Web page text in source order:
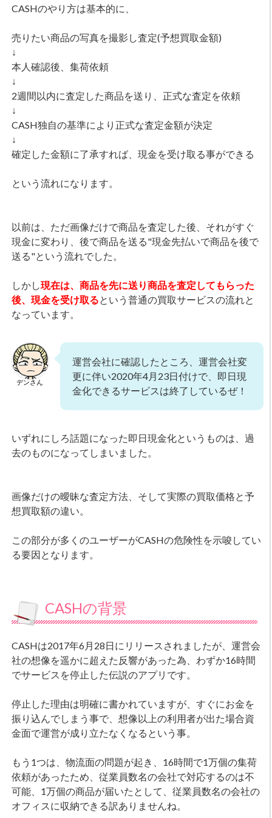
CASHのやり方は基本的に、
売りたい商品の写真を撮影し査定(予想買取金額)
↓
本人確認後、集荷依頼
↓
2週間以内に査定した商品を送り、正式な査定を依頼
↓
CASH独自の基準により正式な査定金額が決定
↓
確定した金額に了承すれば、現金を受け取る事ができる
という流れになります。
以前は、ただ画像だけで商品を査定した後、それがすぐ
現金に変わり、後で商品を送る"現金先払いで商品を後で
送る"という流れでした。
しかし 現在は、商品を先に送り商品を査定してもらった
後、現金を受け取る という普通の買取サービスの流れと
なっています。
デンさん
運営会社に確認したところ、運営会社変
更に伴い2020年4月23日付けで、即日現
金化できるサービスは終了しているぜ！
いずれにしろ話題になった即日現金化というものは、過
去のものになってしまいました。
画像だけの曖昧な査定方法、そして実際の買取価格と予
想買取額の違い。
この部分が多くのユーザーがCASHの危険性を示唆してい
る要因となります。
CASHの背景
CASHは2017年6月28日にリリースされましたが、運営会
社の想像を遥かに超えた反響があった為、わずか16時間
でサービスを停止した伝説のアプリです。
停止した理由は明確に書かれていますが、すぐにお金を
振り込んでしまう事で、想像以上の利用者が出た場合資
金面で運営が成り立たなくなるという事。
もう1つは、物流面の問題が起き、16時間で1万個の集荷
依頼があったため、従業員数名の会社で対応するのは不
可能、1万個の商品が届いたとして、従業員数名の会社の
オフィスに収納できる訳ありませんね。